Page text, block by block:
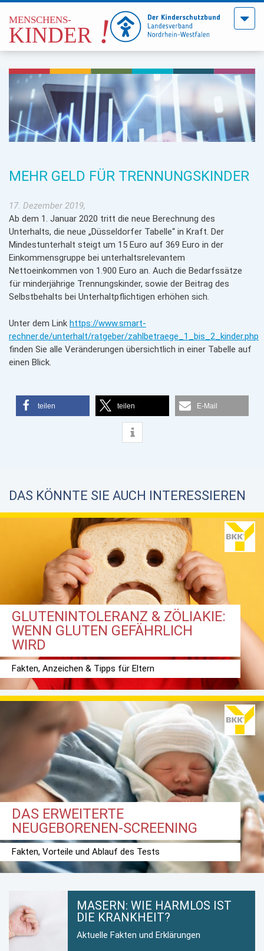
Menü
MEHR GELD FÜR TRENNUNGSKINDER
17. Dezember 2019,
Ab dem 1. Januar 2020 tritt die neue Berechnung des
Unterhalts, die neue „Düsseldorfer Tabelle“ in Kraft. Der
Mindestunterhalt steigt um 15 Euro auf 369 Euro in der
Einkommensgruppe bei unterhaltsrelevantem
Nettoeinkommen von 1.900 Euro an. Auch die Bedarfssätze
für minderjährige Trennungskinder, sowie der Beitrag des
Selbstbehalts bei Unterhaltpflichtigen erhöhen sich.
Unter dem Link https://www.smart-
rechner.de/unterhalt/ratgeber/zahlbetraege_1_bis_2_kinder.php
finden Sie alle Veränderungen übersichtlich in einer Tabelle auf
einen Blick.
teilen teilen E-Mail
DAS KÖNNTE SIE AUCH INTERESSIEREN
GLUTENINTOLERANZ & ZÖLIAKIE:
WENN GLUTEN GEFÄHRLICH
WIRD
Fakten, Anzeichen & Tipps für Eltern
DAS ERWEITERTE
NEUGEBORENEN-SCREENING
Fakten, Vorteile und Ablauf des Tests
MASERN: WIE HARMLOS IST
DIE KRANKHEIT?
Aktuelle Fakten und Erklärungen